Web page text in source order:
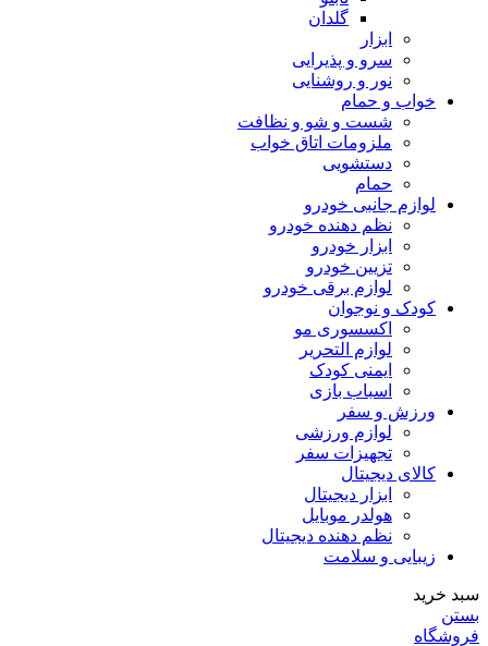
گلدان
ابزار
سرو و پذیرایی
نور و روشنایی
خواب و حمام
شست و شو و نظافت
ملزومات اتاق خواب
دستشویی
حمام
لوازم جانبی خودرو
نظم دهنده خودرو
ابزار خودرو
تزیین خودرو
لوازم برقی خودرو
کودک و نوجوان
اکسسوری مو
لوازم التحریر
ایمنی کودک
اسباب بازی
ورزش و سفر
لوازم ورزشی
تجهیزات سفر
کالای دیجیتال
ابزار دیجیتال
هولدر موبایل
نظم دهنده دیجیتال
زیبایی و سلامت
سبد خرید
بستن
فروشگاه